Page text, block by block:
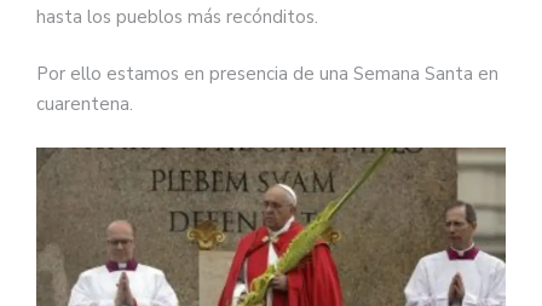
hasta los pueblos más recónditos.
Por ello estamos en presencia de una Semana Santa en
cuarentena.